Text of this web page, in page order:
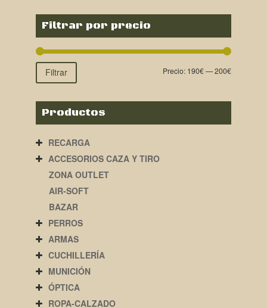
Filtrar por precio
Filtrar Precio: 190€—200€
Productos
RECARGA
ACCESORIOS CAZA Y TIRO
ZONA OUTLET
AIR-SOFT
BAZAR
PERROS
ARMAS
CUCHILLERÍA
MUNICIÓN
ÓPTICA
ROPA-CALZADO